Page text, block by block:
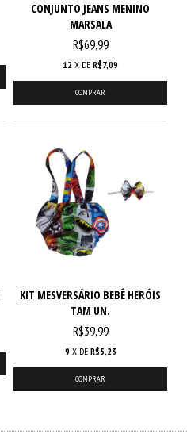
CONJUNTO JEANS MENINO
MARSALA
R$69,99
12 X DE R$7,09
COMPRAR
KIT MESVERSÁRIO BEBÊ HERÓIS
TAM UN.
R$39,99
9 X DE R$5,23
COMPRAR